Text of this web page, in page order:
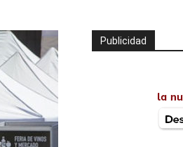
Publicidad